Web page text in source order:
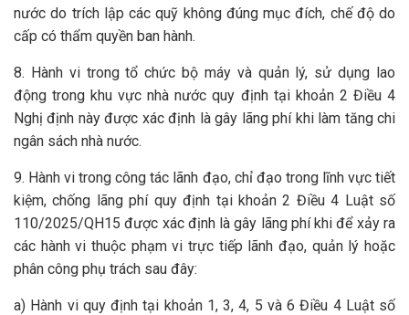
nước do trích lập các quỹ không đúng mục đích, chế độ do
cấp có thẩm quyền ban hành.
8. Hành vi trong tổ chức bộ máy và quản lý, sử dụng lao
động trong khu vực nhà nước quy định tại khoản 2 Điều 4
Nghị định này được xác định là gây lãng phí khi làm tăng chi
ngân sách nhà nước.
9. Hành vi trong công tác lãnh đạo, chỉ đạo trong lĩnh vực tiết
kiệm, chống lãng phí quy định tại khoản 2 Điều 4 Luật số
110/2025/QH15 được xác định là gây lãng phí khi để xảy ra
các hành vi thuộc phạm vi trực tiếp lãnh đạo, quản lý hoặc
phân công phụ trách sau đây:
a) Hành vi quy định tại khoản 1, 3, 4, 5 và 6 Điều 4 Luật số